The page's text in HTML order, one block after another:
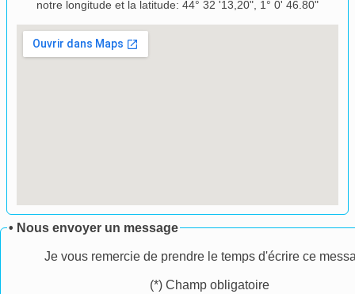
notre longitude et la latitude: 44° 32 '13,20", 1° 0' 46.80"
• Nous envoyer un message
Je vous remercie de prendre le temps d'écrire ce
(*) Champ obligatoire